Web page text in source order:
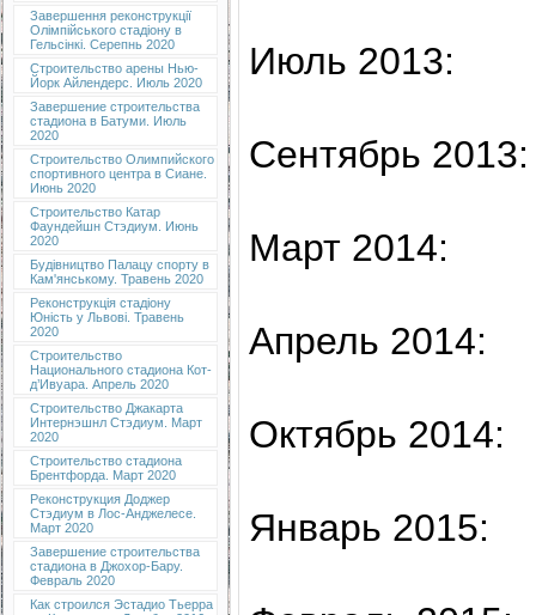
Завершення реконструкції
Олімпійського стадіону в
Гельсінкі. Серепнь 2020
Строительство арены Нью-
Йорк Айлендерс. Июль 2020
Завершение строительства
стадиона в Батуми. Июль
2020
Строительство Олимпийского
спортивного центра в Сиане.
Июнь 2020
Строительство Катар
Фаундейшн Стэдиум. Июнь
2020
Будівництво Палацу спорту в
Кам'янському. Травень 2020
Реконструкція стадіону
Юність у Львові. Травень
2020
Строительство
Национального стадиона Кот-
д’Ивуара. Апрель 2020
Строительство Джакарта
Интернэшнл Стэдиум. Март
2020
Строительство стадиона
Брентфорда. Март 2020
Реконструкция Доджер
Стэдиум в Лос-Анджелесе.
Март 2020
Завершение строительства
стадиона в Джохор-Бару.
Февраль 2020
Как строился Эстадио Тьерра
Июль 2013:
Сентябрь 2013:
Март 2014:
Апрель 2014:
Октябрь 2014:
Январь 2015: